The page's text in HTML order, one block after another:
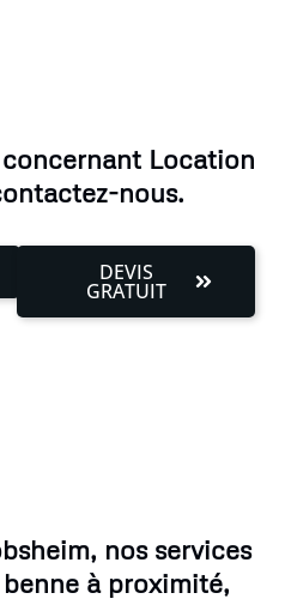
Location
nous.
DEVIS
GRATUIT
nos services
à proximité,